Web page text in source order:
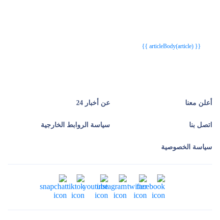
{{ articleBody(article) }}
أعلن معنا عن أخبار 24
اتصل بنا سياسة الروابط الخارجية
سياسة الخصوصية